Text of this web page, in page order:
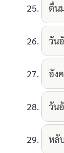
ตื่น
วัน
อัง
วัน
หลั